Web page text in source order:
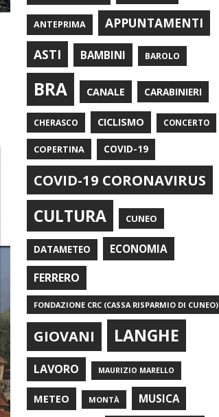
ANTEPRIMA
APPUNTAMENTI
ASTI
BAMBINI BAROLO
BRA CANALE CARABINIERI
CHERASCO CICLISMO CONCERTO
COPERTINA COVID-19
COVID-19 CORONAVIRUS
CULTURA CUNEO
DATAMETEO ECONOMIA
FERRERO
FONDAZIONE CRC (CASSA RISPARMIO DI CUNEO)
GIOVANI LANGHE
LAVORO MAURIZIO MARELLO
METEO MONTÀ MUSICA